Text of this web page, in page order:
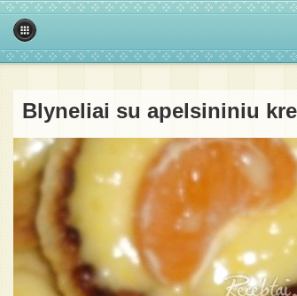
Blyneliai su apelsininiu